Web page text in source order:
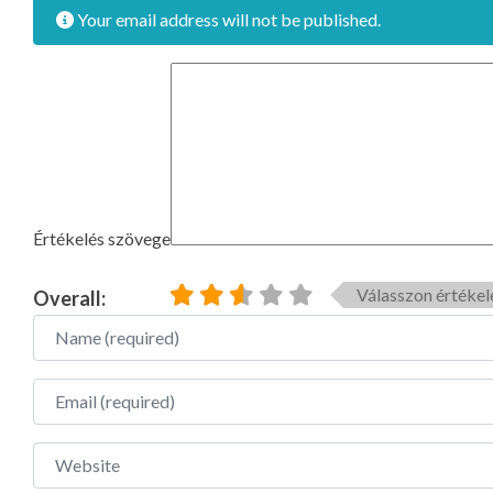
Your email address will not be published.
Értékelés szövege
Overall:
Válasszon
Name
Email
Website